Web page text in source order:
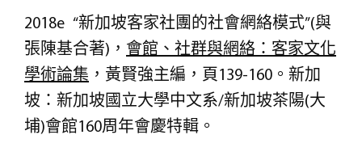
2018e “新加坡客家社團的社會網絡模式”(與
張陳基合著)， 會館、社群與網絡 ：客家文化
學術論集 ，黃賢強主編，頁139-160。新加
坡：新加坡國立大學中文系/新加坡茶陽(大
埔)會館160周年會慶特輯。